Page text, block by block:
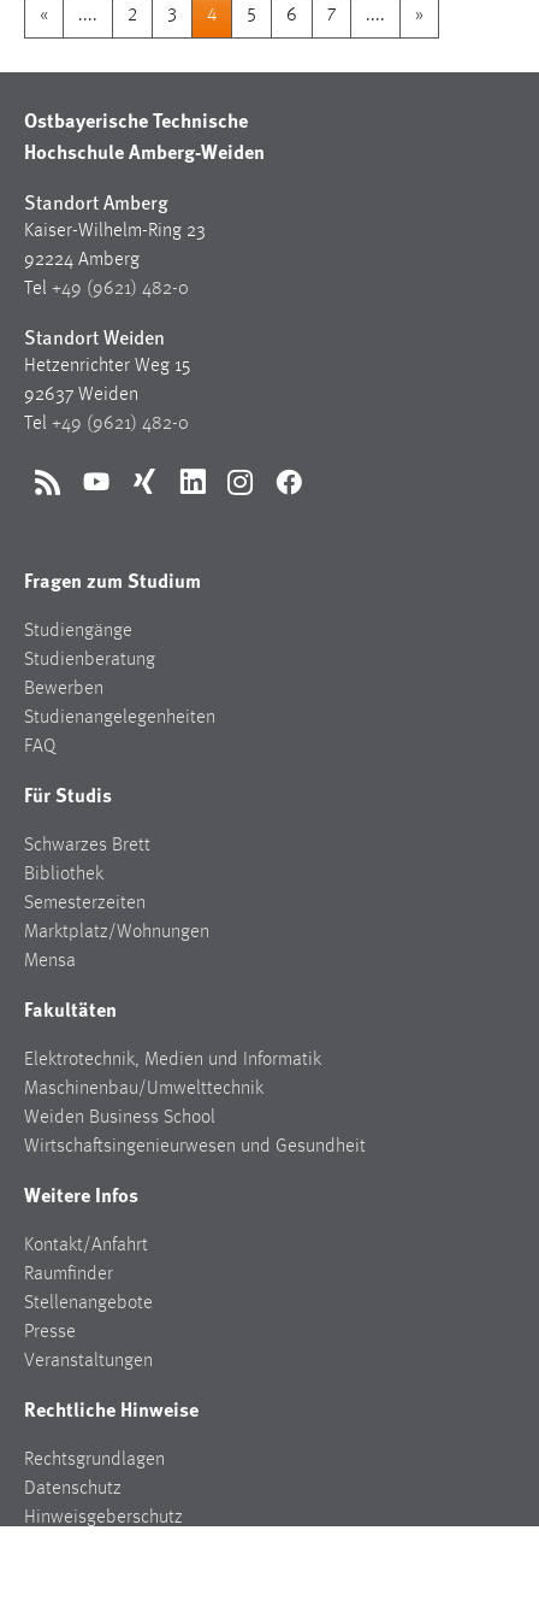
« .... 2 3 4 5 6 7 .... »
Ostbayerische Technische
Hochschule Amberg-Weiden
Standort Amberg
Kaiser-Wilhelm-Ring 23
92224 Amberg
Tel +49 (9621) 482-0
Standort Weiden
Hetzenrichter Weg 15
92637 Weiden
Tel +49 (9621) 482-0
RSS YouTubeXing LinkedInInstagramFacebook
Fragen zum Studium
Studiengänge
Studienberatung
Bewerben
Studienangelegenheiten
FAQ
Für Studis
Schwarzes Brett
Bibliothek
Semesterzeiten
Marktplatz/Wohnungen
Mensa
Fakultäten
Elektrotechnik, Medien und Informatik
Maschinenbau/Umwelttechnik
Weiden Business School
Wirtschaftsingenieurwesen und Gesundheit
Weitere Infos
Kontakt/Anfahrt
Raumfinder
Stellenangebote
Presse
Veranstaltungen
Rechtliche Hinweise
Rechtsgrundlagen
Datenschutz
Hinweisgeberschutz